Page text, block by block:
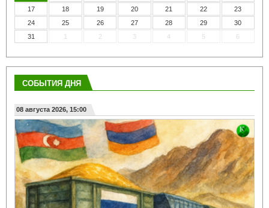
17
18 19 20 21 22
23
24
25 26 27 28 29
30
31
1 2 3 4 5 6
СОБЫТИЯ ДНЯ
08 августа 2026, 15:00